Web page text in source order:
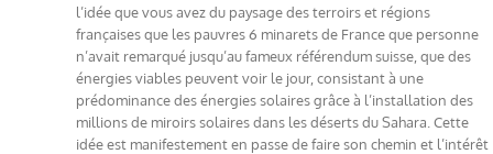
l’idée que vous avez du paysage des terroirs et régions
françaises que les pauvres 6 minarets de France que personne
n’avait remarqué jusqu’au fameux référendum suisse, que des
énergies viables peuvent voir le jour, consistant à une
prédominance des énergies solaires grâce à l’installation des
millions de miroirs solaires dans les déserts du Sahara. Cette
idée est manifestement en passe de faire son chemin et l’intérêt